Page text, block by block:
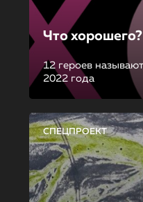
Что хорошего?
12 героев
2022 года
СПЕЦПРОЕКТ